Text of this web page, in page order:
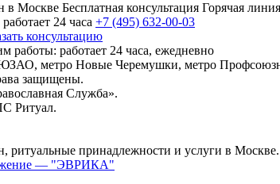
в Москве Бесплатная консультация Горячая
работает 24 часа +7 (495) 632-00-03
консультацию
работы: работает 24 часа, ежедневно
метро Новые Черемушки, метро
защищены.
Служба».
Ритуал.
ритуальные принадлежности и услуги в Москве.
— "ЭВРИКА"